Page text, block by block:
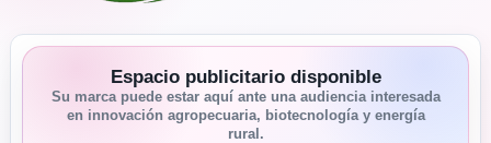
Espacio publicitario disponible
Su marca puede estar aquí ante una audiencia interesada
en innovación agropecuaria, biotecnología y energía
rural.